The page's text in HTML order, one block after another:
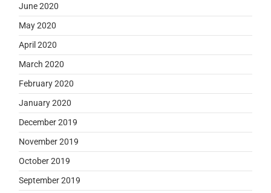
June 2020
May 2020
April 2020
March 2020
February 2020
January 2020
December 2019
November 2019
October 2019
September 2019